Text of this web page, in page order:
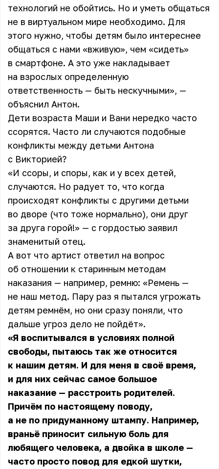
технологий не обойтись. Но и уметь общаться
не в виртуальном мире необходимо. Для
этого нужно, чтобы детям было интереснее
общаться с нами «вживую», чем «сидеть»
в смартфоне. А это уже накладывает
на взрослых определенную
ответственность — быть нескучными», —
объяснил Антон.
Дети возраста Маши и Вани нередко часто
ссорятся. Часто ли случаются подобные
конфликты между детьми Антона
с Викторией?
«И ссоры, и споры, как и у всех детей,
случаются. Но радует то, что когда
происходят конфликты с другими детьми
во дворе (что тоже нормально), они друг
за друга горой!» — с гордостью заявил
знаменитый отец.
А вот что артист ответил на вопрос
об отношении к старинным методам
наказания — например, ремню: «Ремень —
не наш метод. Пару раз я пытался угрожать
детям ремнём, но они сразу поняли, что
дальше угроз дело не пойдёт».
«Я воспитывался в условиях полной
свободы, пытаюсь так же относится
к нашим детям. И для меня в своё время,
и для них сейчас самое большое
наказание — расстроить родителей.
Причём по настоящему поводу,
а не по придуманному штампу. Например,
враньё приносит сильную боль для
любящего человека, а двойка в школе —
часто просто повод для едкой шутки,